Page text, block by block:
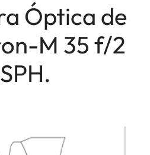
Óptica de
M 35 f/2